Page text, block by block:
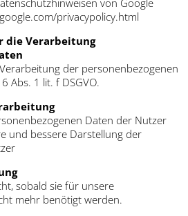
von Google
privacypolicy.html
die Verarbeitung
der personenbezogenen
Abs. 1 lit. f DSGVO.
Daten der Nutzer
und bessere Darstellung der
sobald sie für unsere
mehr benötigt werden.